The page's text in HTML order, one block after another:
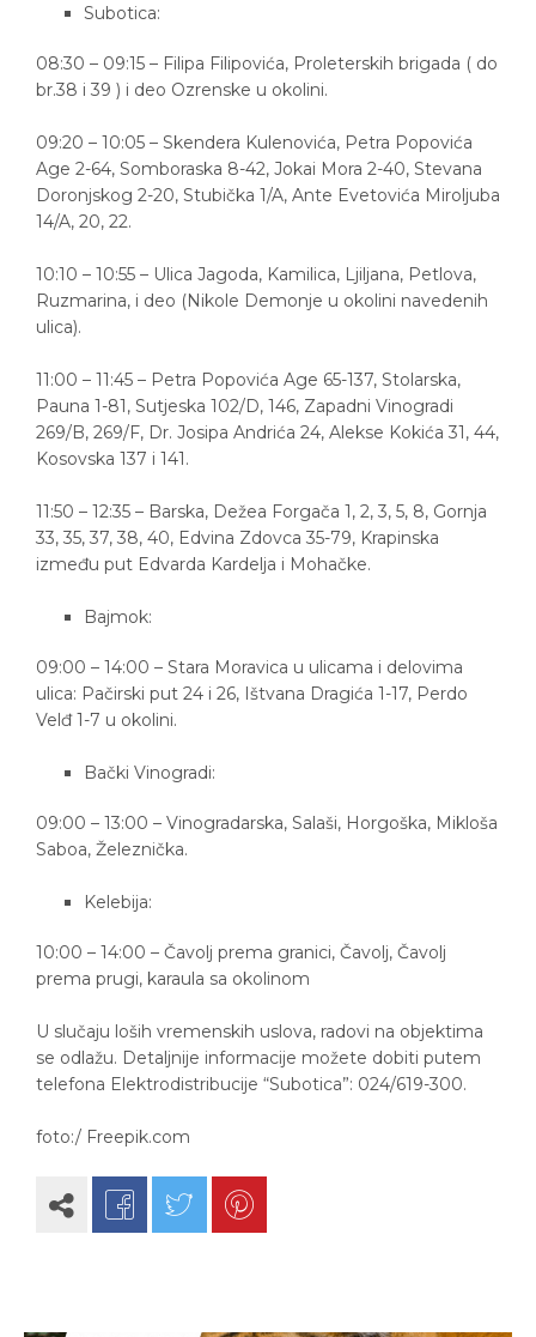
Subotica:
08:30 – 09:15 – Filipa Filipovića, Proleterskih brigada ( do
br.38 i 39 ) i deo Ozrenske u okolini.
09:20 – 10:05 – Skendera Kulenovića, Petra Popovića
Age 2-64, Somboraska 8-42, Jokai Mora 2-40, Stevana
Doronjskog 2-20, Stubička 1/A, Ante Evetovića Miroljuba
14/A, 20, 22.
10:10 – 10:55 – Ulica Jagoda, Kamilica, Ljiljana, Petlova,
Ruzmarina, i deo (Nikole Demonje u okolini navedenih
ulica).
11:00 – 11:45 – Petra Popovića Age 65-137, Stolarska,
Pauna 1-81, Sutjeska 102/D, 146, Zapadni Vinogradi
269/B, 269/F, Dr. Josipa Andrića 24, Alekse Kokića 31, 44,
Kosovska 137 i 141.
11:50 – 12:35 – Barska, Dežea Forgača 1, 2, 3, 5, 8, Gornja
33, 35, 37, 38, 40, Edvina Zdovca 35-79, Krapinska
između put Edvarda Kardelja i Mohačke.
Bajmok:
09:00 – 14:00 – Stara Moravica u ulicama i delovima
ulica: Pačirski put 24 i 26, Ištvana Dragića 1-17, Perdo
Velđ 1-7 u okolini.
Bački Vinogradi:
09:00 – 13:00 – Vinogradarska, Salaši, Horgoška, Mikloša
Saboa, Železnička.
Kelebija:
10:00 – 14:00 – Čavolj prema granici, Čavolj, Čavolj
prema prugi, karaula sa okolinom
U slučaju loših vremenskih uslova, radovi na objektima
se odlažu. Detaljnije informacije možete dobiti putem
telefona Elektrodistribucije “Subotica”: 024/619-300.
foto:/ Freepik.com